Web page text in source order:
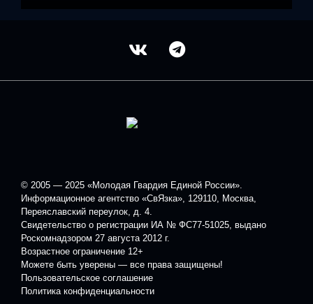
© 2005 — 2025 «Молодая Гвардия Единой России».
Информационное агентство «СвЯзка», 129110, Москва,
Переяславский переулок, д. 4.
Свидетельство о регистрации ИА № ФС77-51025, выдано
Роскомнадзором 27 августа 2012 г.
Возрастное ограничение 12+
Можете быть уверены — все права защищены!
Пользовательское соглашение
Политика конфиденциальности